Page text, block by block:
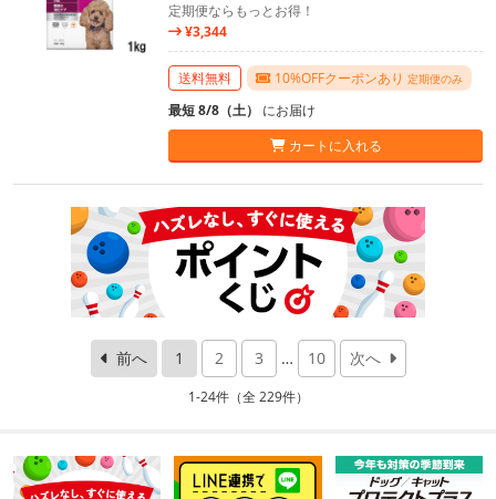
定期便ならもっとお得！
¥3,344
送料無料 10%OFFクーポンあり 定期便のみ
最短 8/8（土） にお届け
カートに入れる
前へ 1 2 3 … 10 次へ
1-24件（全 229件）